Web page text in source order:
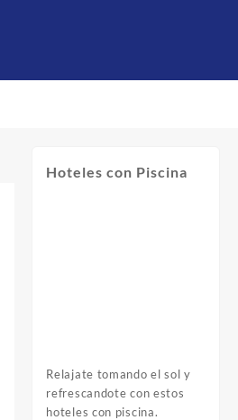
Hoteles con Piscina
Relajate tomando el sol y
refrescandote con estos
hoteles con piscina.